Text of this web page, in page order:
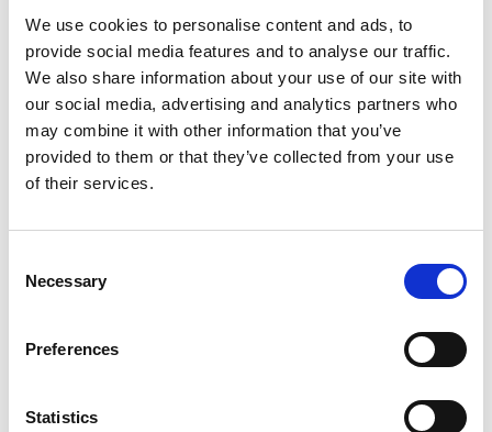
We use cookies to personalise content and ads, to
provide social media features and to analyse our traffic.
We also share information about your use of our site with
our social media, advertising and analytics partners who
may combine it with other information that you’ve
provided to them or that they’ve collected from your use
of their services.
Selection
Necessary
Preferences
Statistics
L’interscambio Italia – Repubblica ha superato
nel primo semestre i dieci miliardi di euro
Interviste
Overview Economica
Repubblica Ceca